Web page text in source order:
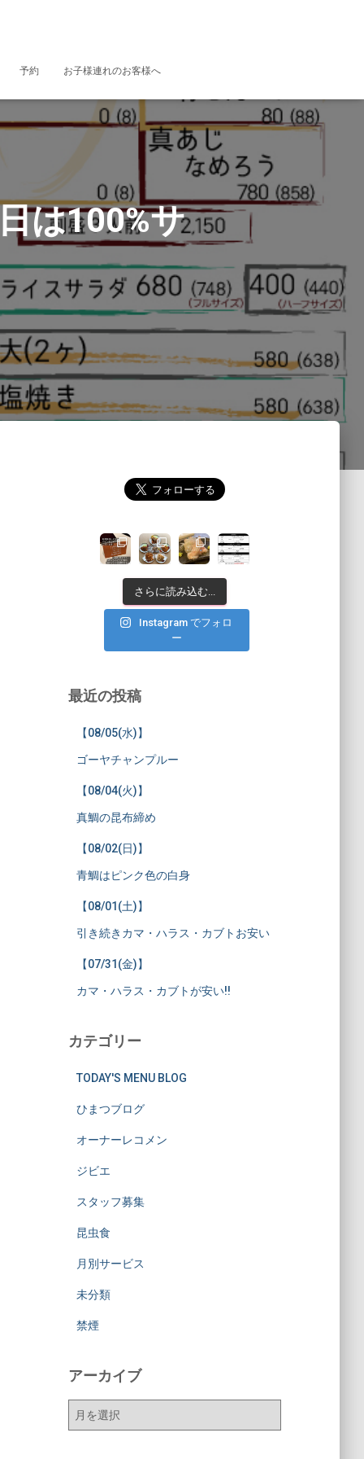
予約 お子様連れのお客様へ
は100%サ
さらに読み込む...
Instagram でフォロ
ー
最近の投稿
【08/05(水)】
ゴーヤチャンプルー
【08/04(火)】
真鯛の昆布締め
【08/02(日)】
青鯛はピンク色の白身
【08/01(土)】
引き続きカマ・ハラス・カブトお安い
【07/31(金)】
カマ・ハラス・カブトが安い!!
カテゴリー
TODAY'S MENU BLOG
ひまつブログ
オーナーレコメン
ジビエ
スタッフ募集
昆虫食
月別サービス
未分類
禁煙
アーカイブ
ア